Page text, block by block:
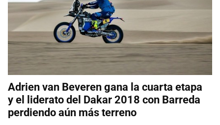
Adrien van Beveren gana la cuarta etapa
y el liderato del Dakar 2018 con Barreda
perdiendo aún más terreno